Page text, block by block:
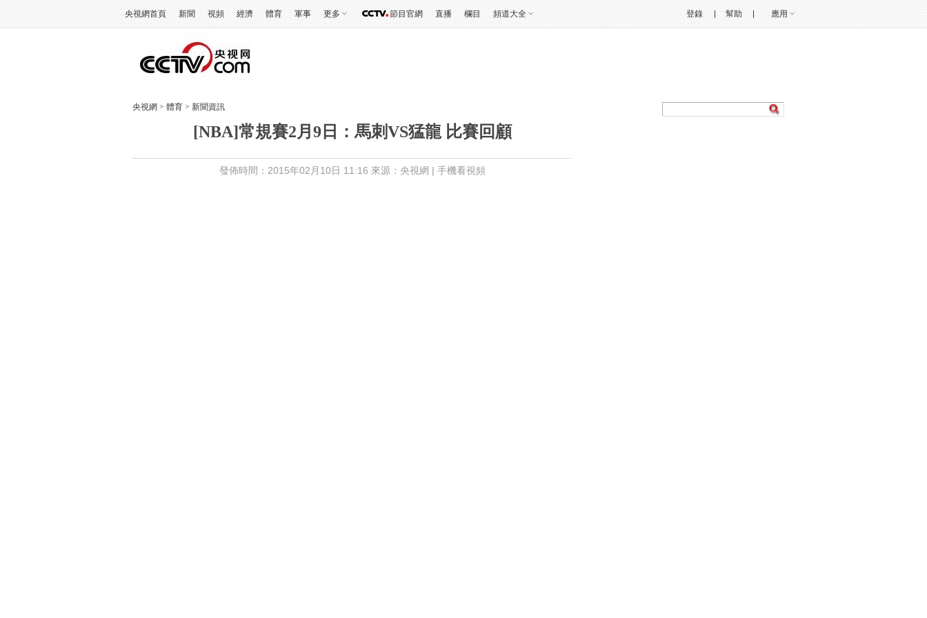
央視網首頁 新聞 視頻 經濟 體育 軍事 更多 節目官網 直播 欄目 頻道大全 幫助 應用
登錄
央視網 > 體育 > 新聞資訊
[NBA]常規賽2月9日：馬刺VS猛龍 比賽回顧
發佈時間：2015年02月10日 11:16 來源：央視網 | 手機看視頻